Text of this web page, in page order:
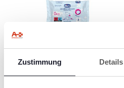
Zustimmung Details
FEUCHTTÜCHER
Mit